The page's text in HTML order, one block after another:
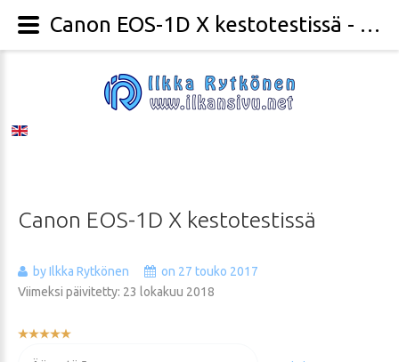
Canon EOS-1D X kestotestissä
by Ilkka Rytkönen
on 27 touko 2017
Viimeksi päivitetty: 23 lokakuu 2018
Käyttäjän
Canon EOS-1D X kestotestissä - Valokuvaaja Ilkka Rytkönen